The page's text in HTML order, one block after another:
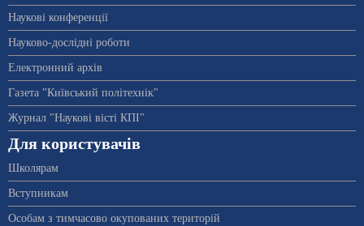
Наукові конференції
Науково-дослідні роботи
Електронний архів
Газета "Київський політехнік"
Журнал "Наукові вісті КПІ"
Для користувачів
Школярам
Вступникам
Особам з тимчасово окупованих територій